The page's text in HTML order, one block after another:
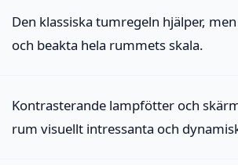
Den klassiska tumregeln hjälper,
och beakta hela rummets skala.
Kontrasterande lampfötter och
rum visuellt intressanta och